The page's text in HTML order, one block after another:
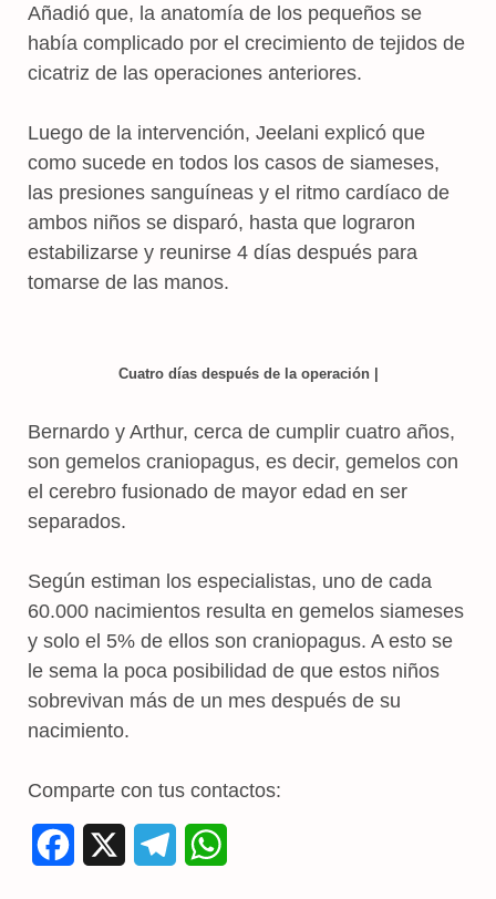
Añadió que, la anatomía de los pequeños se
había complicado por el crecimiento de tejidos de
cicatriz de las operaciones anteriores.
Luego de la intervención, Jeelani explicó que
como sucede en todos los casos de siameses,
las presiones sanguíneas y el ritmo cardíaco de
ambos niños se disparó, hasta que lograron
estabilizarse y reunirse 4 días después para
tomarse de las manos.
Cuatro días después de la operación |
Bernardo y Arthur, cerca de cumplir cuatro años,
son gemelos craniopagus, es decir, gemelos con
el cerebro fusionado de mayor edad en ser
separados.
Según estiman los especialistas, uno de cada
60.000 nacimientos resulta en gemelos siameses
y solo el 5% de ellos son craniopagus. A esto se
le sema la poca posibilidad de que estos niños
sobrevivan más de un mes después de su
nacimiento.
Comparte con tus contactos: